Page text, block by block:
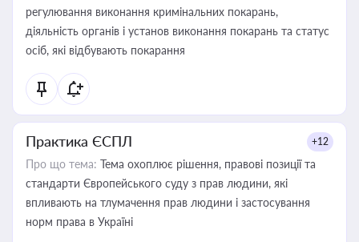
регулювання виконання кримінальних покарань,
діяльність органів і установ виконання покарань та статус
осіб, які відбувають покарання
Практика ЄСПЛ +12
Про що тема: Тема охоплює рішення, правові позиції та
стандарти Європейського суду з прав людини, які
впливають на тлумачення прав людини і застосування
норм права в Україні